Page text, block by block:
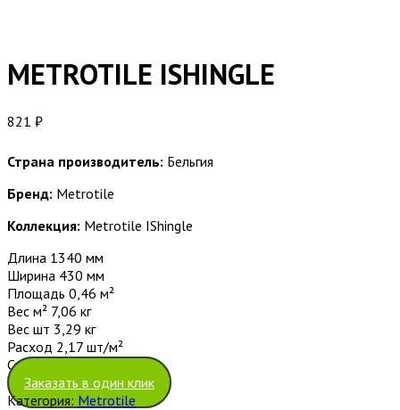
METROTILE ISHINGLE
821 ₽
Страна производитель: Бельгия
Бренд: Metrotile
Коллекция: Metrotile IShingle
Длина 1340 мм
Ширина 430 мм
Площадь 0,46 м²
Вес м² 7,06 кг
Вес шт 3,29 кг
Расход 2,17 шт/м²
Стальная основа
Заказать в один клик
Категория: Metrotile